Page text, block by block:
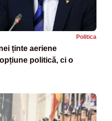
Politica
ținte aeriene
politică, ci o